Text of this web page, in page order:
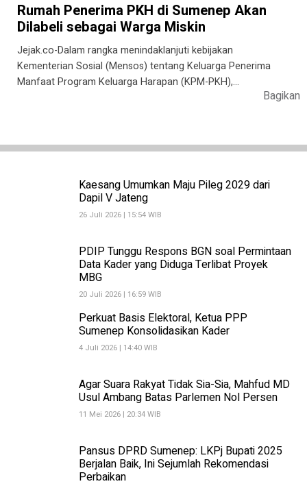
Kaesang Umumkan Maju Pileg 2029 dari
Dapil V Jateng
26 Juli 2026 | 15:54 WIB
PDIP Tunggu Respons BGN soal Permintaan
Data Kader yang Diduga Terlibat Proyek
MBG
20 Juli 2026 | 16:59 WIB
Perkuat Basis Elektoral, Ketua PPP
Sumenep Konsolidasikan Kader
4 Juli 2026 | 14:40 WIB
Agar Suara Rakyat Tidak Sia-Sia, Mahfud MD
Usul Ambang Batas Parlemen Nol Persen
11 Mei 2026 | 20:34 WIB
Pansus DPRD Sumenep: LKPj Bupati 2025
Berjalan Baik, Ini Sejumlah Rekomendasi
Perbaikan
Rumah Penerima PKH di Sumenep Akan
Dilabeli sebagai Warga Miskin
Jejak.co-Dalam rangka menindaklanjuti kebijakan
Kementerian Sosial (Mensos) tentang Keluarga Penerima
Manfaat Program Keluarga Harapan (KPM-PKH),…
Bagikan